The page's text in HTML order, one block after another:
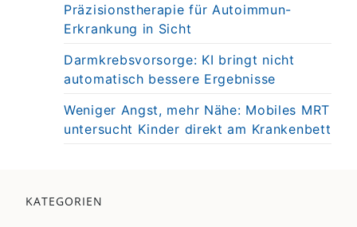
Präzisionstherapie für Autoimmun-
Erkrankung in Sicht
Darmkrebsvorsorge: KI bringt nicht
automatisch bessere Ergebnisse
Weniger Angst, mehr Nähe: Mobiles MRT
untersucht Kinder direkt am Krankenbett
KATEGORIEN